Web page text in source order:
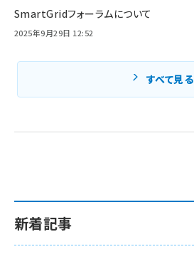
新着記事
SmartGridフォーラムについて
2025年9月29日 12:52
すべて見る